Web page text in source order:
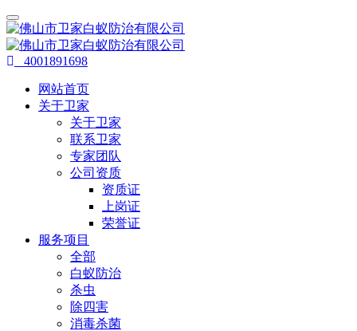
4001891698
网站首页
关于卫家
关于卫家
联系卫家
专家团队
公司资质
资质证
上岗证
荣誉证
服务项目
全部
白蚁防治
杀虫
除四害
消毒杀菌